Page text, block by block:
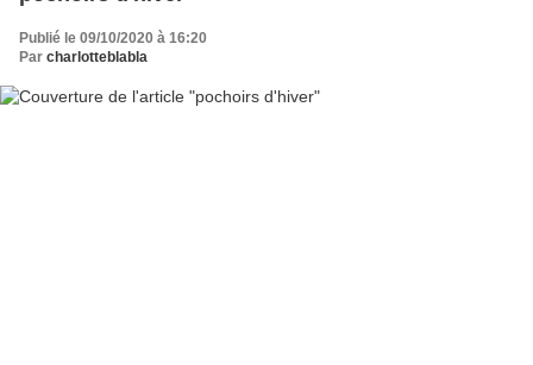
Publié le 09/10/2020 à 16:20
Par charlotteblabla